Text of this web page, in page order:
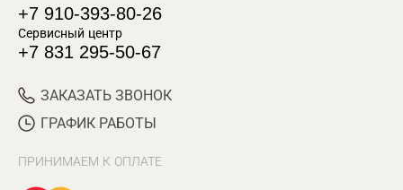
+7 910-393-80-26
Сервисный центр
+7 831 295-50-67
ЗАКАЗАТЬ ЗВОНОК
ГРАФИК РАБОТЫ
ПРИНИМАЕМ К ОПЛАТЕ